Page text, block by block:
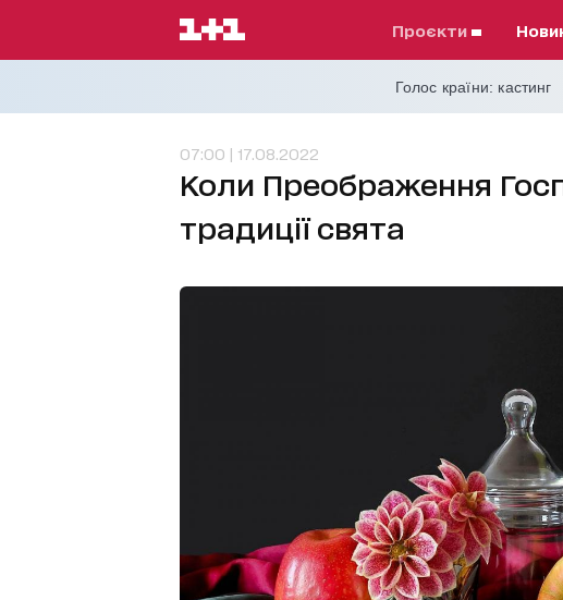
проєкти
Голос країни: кастинг
07:00 | 17.08.2022
Коли Преображення
традиції свята